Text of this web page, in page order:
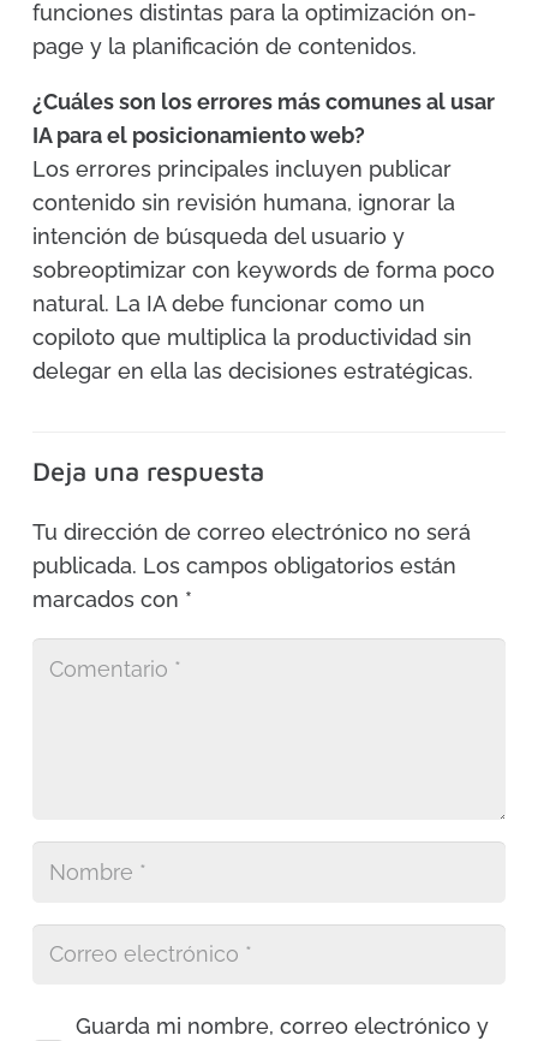
funciones distintas para la optimización on-
page y la planificación de contenidos.
¿Cuáles son los errores más comunes al usar
IA para el posicionamiento web?
Los errores principales incluyen publicar
contenido sin revisión humana, ignorar la
intención de búsqueda del usuario y
sobreoptimizar con keywords de forma poco
natural. La IA debe funcionar como un
copiloto que multiplica la productividad sin
delegar en ella las decisiones estratégicas.
Deja una respuesta
Tu dirección de correo electrónico no será
publicada. Los campos obligatorios están
marcados con *
Guarda mi nombre, correo electrónico y